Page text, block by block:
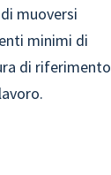
muoversi
minimi di
di riferimento